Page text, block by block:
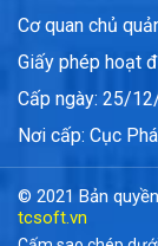
Cơ quan chủ
Giấy phép hoạt
Cấp ngày: 25/
Nơi cấp: Cục
© 2021 Bản
tcsoft.vn